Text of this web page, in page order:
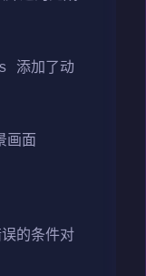
添加了动
画面
的条件对